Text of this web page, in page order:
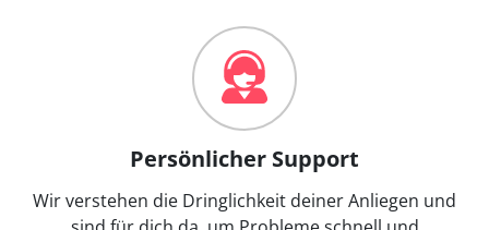
Persönlicher Support
Wir verstehen die Dringlichkeit deiner Anliegen und